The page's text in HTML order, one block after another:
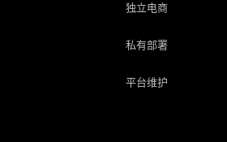
独立电商
私有部署
平台维护